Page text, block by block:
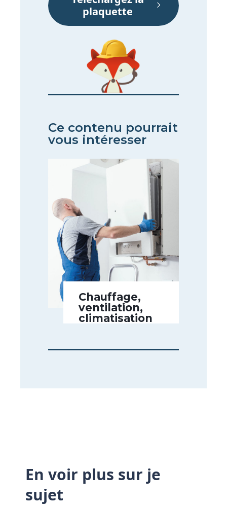
plaquette​
Ce contenu pourrait
vous intéresser
Chauffage,
ventilation,
climatisation
En voir plus sur je
sujet